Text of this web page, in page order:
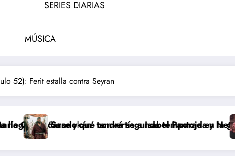
SERIES DIARIAS
MÚSICA
52): Ferit estalla contra Seyran
a Isabel Pantoja en la gran antagonista
tendrá segunda temporada y Netflix cambia el futuro de
Pepón y Edu caen